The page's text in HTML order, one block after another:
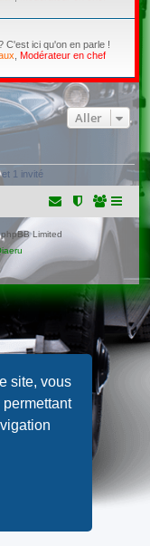
site, vous
C'est ici qu'on en parle !
Modérateur en chef
Aller
1 invité
Limited